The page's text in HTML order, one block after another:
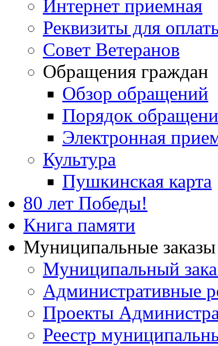
Интернет приемная
Реквизиты для
Совет Ветеранов
Обращения граждан
Обзор обращений
Порядок
Электронная
Культура
Пушкинская карта
80 лет Победы!
Книга памяти
Муниципальные
Муниципальный
Административные
Проекты
Реестр